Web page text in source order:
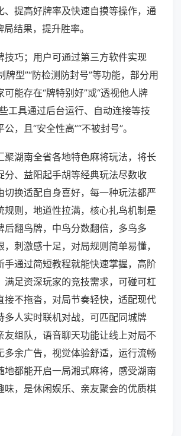
、提高好牌率及快速自摸等操作，通
结果，提升胜率。
技巧；用户可通过第三方软件实现
牌型”“防检测防封号”等功能，部分用
可能存在“牌特别好”或“透视他人牌
工具通过后台运行、自动连接等技
，且“安全性高”“不被封号”。
聚湖南全省各地特色麻将玩法，将长
分、益阳起手胡等经典玩法尽数收
切换适配自身喜好，每一种玩法都严
规则，地道性拉满，核心扎鸟机制是
后翻鸟牌，中鸟分数翻倍，多鸟多
刺激感十足，对局规则简单易懂，
手通过简短教程就能快速掌握，高阶
满足资深玩家的竞技需求，可碰可杠
接不拖沓，对局节奏轻快，适配现代
多人实时联机对战，可匹配同城牌
友组队，语音聊天功能让线上对局不
多余广告，视觉体验舒适，运行流畅
地都能开启一局湘式麻将，感受湖南
味，是休闲娱乐、亲友聚会的优质棋